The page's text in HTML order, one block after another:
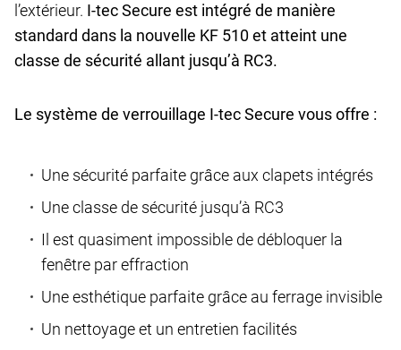
l’extérieur. I-tec Secure est intégré de manière
standard dans la nouvelle KF 510 et atteint une
classe de sécurité allant jusqu’à RC3.
Le système de verrouillage I-tec Secure vous offre :
Une sécurité parfaite grâce aux clapets intégrés
Une classe de sécurité jusqu’à RC3
Il est quasiment impossible de débloquer la
fenêtre par effraction
Une esthétique parfaite grâce au ferrage invisible
Un nettoyage et un entretien facilités